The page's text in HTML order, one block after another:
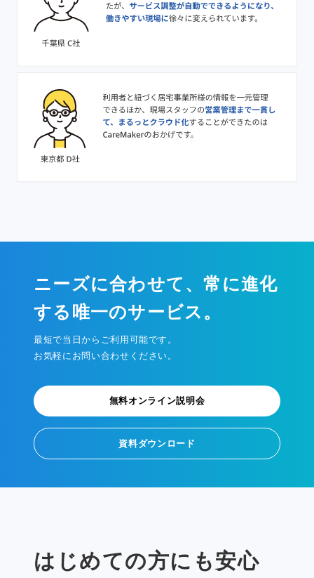
ニーズに合わせて、常に進化
する唯一のサービス。
最短で当日からご利用可能です。
お気軽にお問い合わせください。
無料オンライン説明会
資料ダウンロード
はじめての方にも安心